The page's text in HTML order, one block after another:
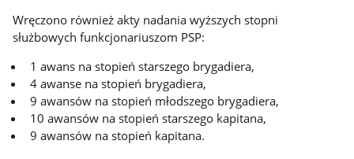
Wręczono również akty nadania wyższych stopni
służbowych funkcjonariuszom PSP:
1 awans na stopień starszego brygadiera,
4 awanse na stopień brygadiera,
9 awansów na stopień młodszego brygadiera,
10 awansów na stopień starszego kapitana,
9 awansów na stopień kapitana.